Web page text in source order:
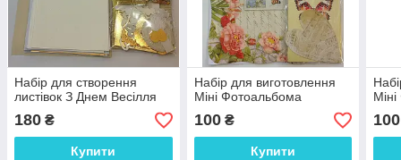
Набір для створення
листівок З Днем Весілля
180 ₴
Купити
Набір для виготовлення
Міні Фотоальбома
100₴
Купити
100